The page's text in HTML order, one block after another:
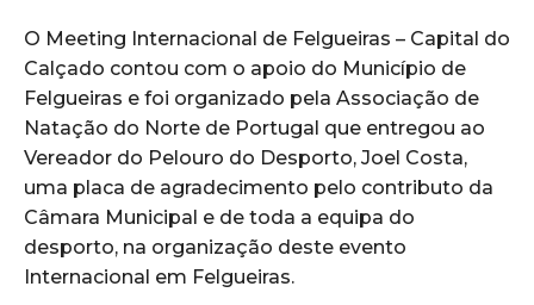
O Meeting Internacional de Felgueiras – Capital do
Calçado contou com o apoio do Município de
Felgueiras e foi organizado pela Associação de
Natação do Norte de Portugal que entregou ao
Vereador do Pelouro do Desporto, Joel Costa,
uma placa de agradecimento pelo contributo da
Câmara Municipal e de toda a equipa do
desporto, na organização deste evento
Internacional em Felgueiras.